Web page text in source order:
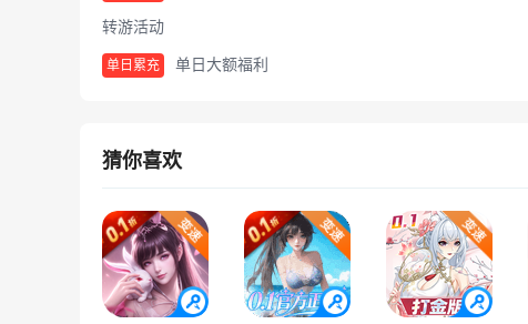
转游活动
单日累充 单日大额福利
猜你喜欢